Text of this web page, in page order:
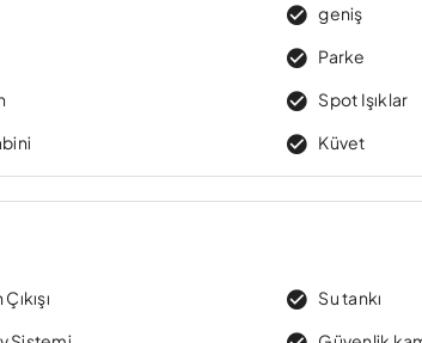
geniş
Parke
Spot Işıklar
Küvet
Su tankı